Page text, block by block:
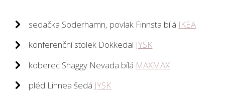
sedačka Soderhamn, povlak Finnsta bílá IKEA
konferenční stolek Dokkedal JYSK
koberec Shaggy Nevada bílá MAXMAX
pléd Linnea šedá JYSK